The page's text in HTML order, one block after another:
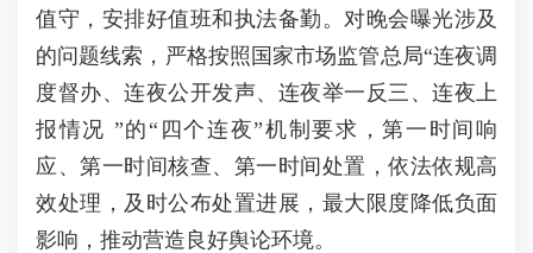
值守，安排好值班和执法备勤。对晚会曝光涉及
的问题线索，严格按照国家市场监管总局“连夜调
度督办、连夜公开发声、连夜举一反三、连夜上
报情况 ”的“四个连夜”机制要求，第一时间响
应、第一时间核查、第一时间处置，依法依规高
效处理，及时公布处置进展，最大限度降低负面
影响，推动营造良好舆论环境。